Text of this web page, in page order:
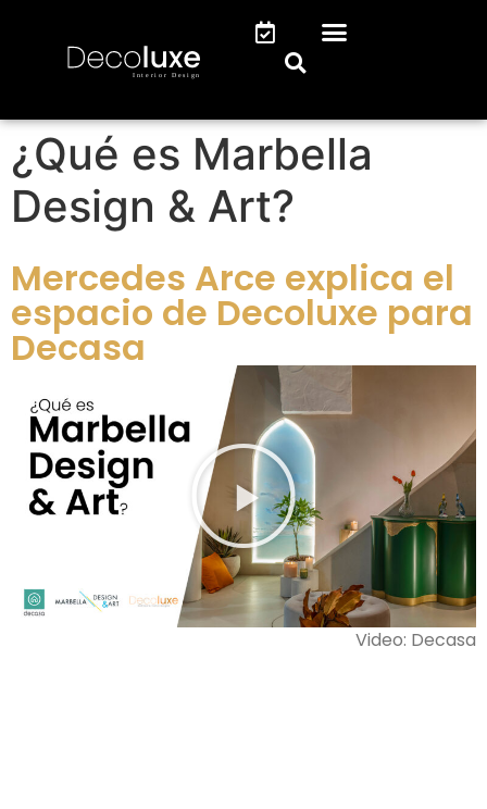
¿Qué es Marbella
Design & Art?
Mercedes Arce explica el
espacio de Decoluxe para
Decasa
Video: Decasa